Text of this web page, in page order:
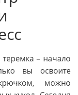
– начало
вы освоите
можно